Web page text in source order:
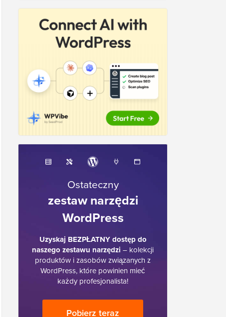
Ostateczny
zestaw narzędzi
WordPress
Uzyskaj BEZPŁATNY dostęp do
naszego zestawu narzędzi – kolekcji
produktów i zasobów związanych z
WordPress, które powinien mieć
każdy profesjonalista!
Pobierz teraz